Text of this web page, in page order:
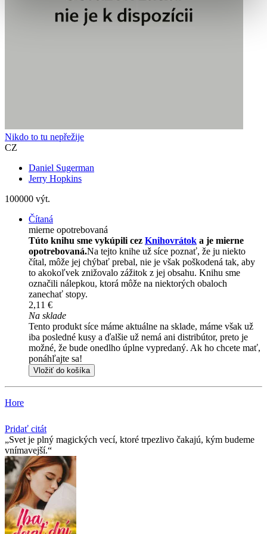
Nikdo to tu nepřežije
CZ
Daniel Sugerman
Jerry Hopkins
100000 výt.
Čítaná
mierne opotrebovaná
Túto knihu sme vykúpili cez Knihovrátok a je mierne
opotrebovaná.Na tejto knihe už síce poznať, že ju niekto
čítal, môže jej chýbať prebal, nie je však poškodená tak, aby
to akokoľvek znižovalo zážitok z jej obsahu. Knihu sme
označili nálepkou, ktorá môže na niektorých obaloch
zanechať stopy.
2,11 €
Na sklade
Tento produkt síce máme aktuálne na sklade, máme však už
iba posledné kusy a ďalšie už nemá ani distribútor, preto je
možné, že bude onedlho úplne vypredaný. Ak ho chcete mať,
ponáhľajte sa!
Vložiť do košíka
Hore
Pridať citát
Svet je plný magických vecí, ktoré trpezlivo čakajú, kým budeme
vnímavejší.